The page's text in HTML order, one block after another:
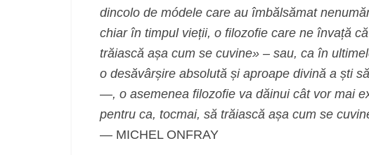
dincolo de módele care au îmbălsămat
chiar în timpul vieții, o filozofie care ne învață
trăiască așa cum se cuvine» – sau, ca în
o desăvârșire absolută și aproape divină a ști
—, o asemenea filozofie va dăinui cât vor mai
pentru ca, tocmai, să trăiască așa cum se
— MICHEL ONFRAY